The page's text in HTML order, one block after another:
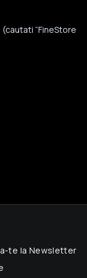
“FineStore
te la Newsletter